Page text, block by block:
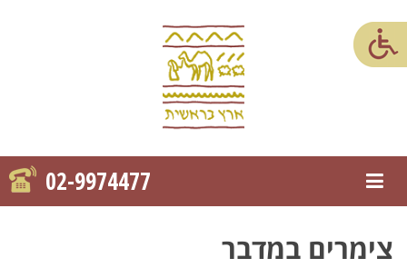
02-9974477 פתח/סגור תפריט ניווט
צימרים במדבר